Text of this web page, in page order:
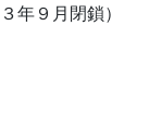
年９月閉鎖）